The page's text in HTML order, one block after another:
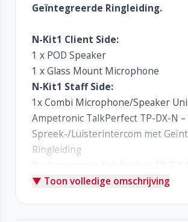
Geïntegreerde Ringleiding.
N-Kit1 Client Side:
1 x POD Speaker
1 x Glass Mount Microphone
N-Kit1 Staff Side:
1x Combi Microphone/Speaker
Ampetronic TalkPerfect TP-DX-N –
Spreek-/Luisterintercom met
Ringleiding
hoogwaardig duplex
▼ Toon volledige omschrijving